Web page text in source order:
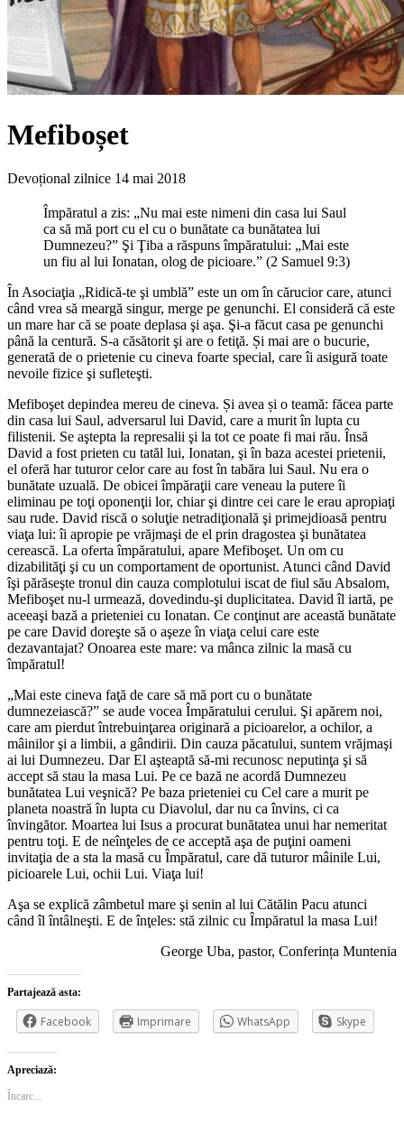
Mefiboșet
Devoțional zilnice 14 mai 2018
Împăratul a zis: „Nu mai este nimeni din casa lui Saul
ca să mă port cu el cu o bunătate ca bunătatea lui
Dumnezeu?” Şi Ţiba a răspuns împăratului: „Mai este
un fiu al lui Ionatan, olog de picioare.” (2 Samuel 9:3)
În Asociaţia „Ridică-te şi umblă” este un om în cărucior care, atunci
când vrea să meargă singur, merge pe genunchi. El consideră că este
un mare har că se poate deplasa şi aşa. Şi-a făcut casa pe genunchi
până la centură. S-a căsătorit şi are o fetiţă. Și mai are o bucurie,
generată de o prietenie cu cineva foarte special, care îi asigură toate
nevoile fizice şi sufleteşti.
Mefiboşet depindea mereu de cineva. Și avea și o teamă: făcea parte
din casa lui Saul, adversarul lui David, care a murit în lupta cu
filistenii. Se aştepta la represalii şi la tot ce poate fi mai rău. Însă
David a fost prieten cu tatăl lui, Ionatan, şi în baza acestei prietenii,
el oferă har tuturor celor care au fost în tabăra lui Saul. Nu era o
bunătate uzuală. De obicei împăraţii care veneau la putere îi
eliminau pe toţi oponenţii lor, chiar şi dintre cei care le erau apropiaţi
sau rude. David riscă o soluţie netradiţională şi primejdioasă pentru
viaţa lui: îi apropie pe vrăjmaşi de el prin dragostea şi bunătatea
cerească. La oferta împăratului, apare Mefiboşet. Un om cu
dizabilităţi şi cu un comportament de oportunist. Atunci când David
îşi părăseşte tronul din cauza complotului iscat de fiul său Absalom,
Mefiboşet nu-l urmează, dovedindu-şi duplicitatea. David îl iartă, pe
aceeaşi bază a prieteniei cu Ionatan. Ce conţinut are această bunătate
pe care David doreşte să o aşeze în viaţa celui care este
dezavantajat? Onoarea este mare: va mânca zilnic la masă cu
împăratul!
„Mai este cineva faţă de care să mă port cu o bunătate
dumnezeiască?” se aude vocea Împăratului cerului. Şi apărem noi,
care am pierdut întrebuinţarea originară a picioarelor, a ochilor, a
mâinilor şi a limbii, a gândirii. Din cauza păcatului, suntem vrăjmaşi
ai lui Dumnezeu. Dar El aşteaptă să-mi recunosc neputinţa şi să
accept să stau la masa Lui. Pe ce bază ne acordă Dumnezeu
bunătatea Lui veşnică? Pe baza prieteniei cu Cel care a murit pe
planeta noastră în lupta cu Diavolul, dar nu ca învins, ci ca
învingător. Moartea lui Isus a procurat bunătatea unui har nemeritat
pentru toţi. E de neînţeles de ce acceptă aşa de puţini oameni
invitaţia de a sta la masă cu Împăratul, care dă tuturor mâinile Lui,
picioarele Lui, ochii Lui. Viaţa lui!
Aşa se explică zâmbetul mare şi senin al lui Cătălin Pacu atunci
când îl întâlneşti. E de înţeles: stă zilnic cu Împăratul la masa Lui!
George Uba, pastor, Conferința Muntenia
Partajează asta:
Facebook Imprimare WhatsApp Skype
Apreciază:
Încarc...